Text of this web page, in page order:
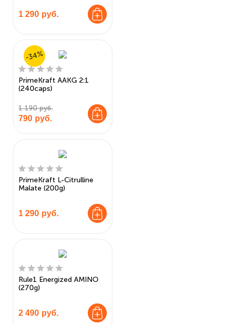
1 290 руб.
PrimeKraft AAKG 2:1
(240caps)
1 190 руб.
790 руб.
-34%
PrimeKraft L-Citrulline
Malate (200g)
1 290 руб.
Rule1 Energized AMINO
(270g)
2 490 руб.